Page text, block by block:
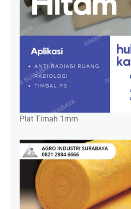
Plat Timah 1mm